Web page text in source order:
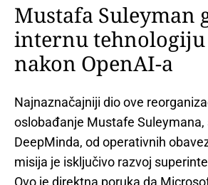
Mustafa Suleyman
internu tehnologiju
nakon OpenAI-a
Najnaznačajniji dio ove
oslobađanje Mustafe Suleymana,
DeepMinda, od operativnih
misija je isključivo razvoj
Ovo je direktna poruka da